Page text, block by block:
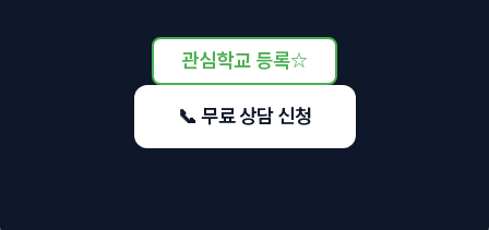
관심학교 등록☆
📞 무료 상담 신청